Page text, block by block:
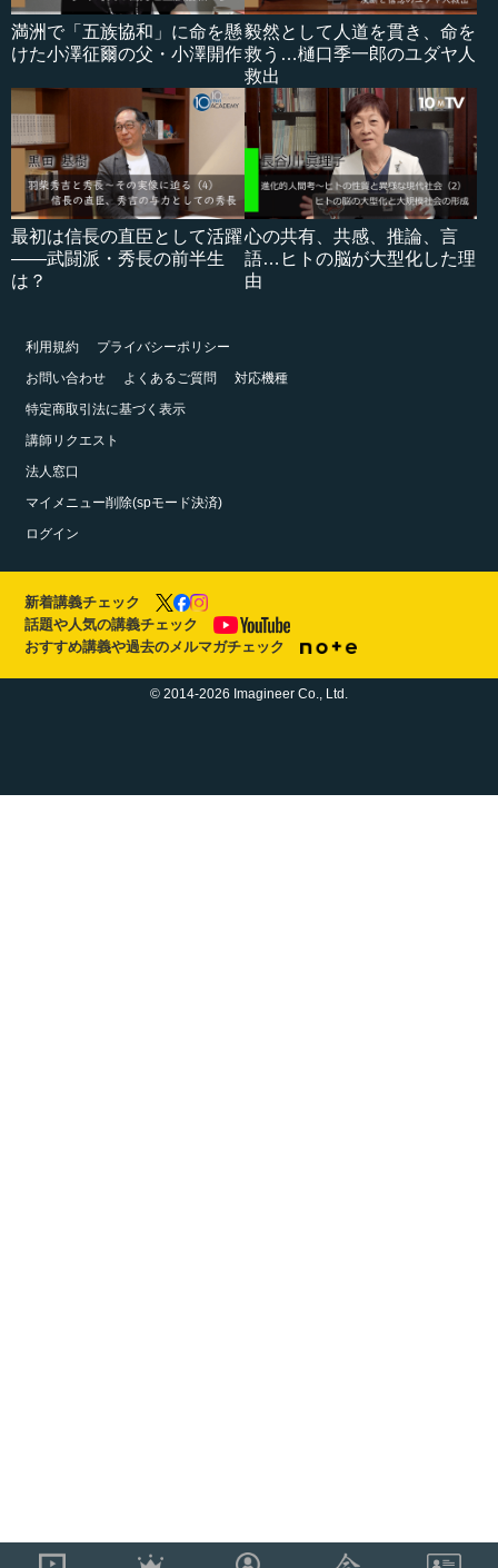
満洲で「五族協和」に命を懸
けた小澤征爾の父・小澤開作
毅然として人道を貫き、命を
救う…樋口季一郎のユダヤ人
救出
最初は信長の直臣として活躍
――武闘派・秀長の前半生
は？
心の共有、共感、推論、言
語…ヒトの脳が大型化した理
由
利用規約
プライバシーポリシー
お問い合わせ
よくあるご質問
対応機種
特定商取引法に基づく表示
講師リクエスト
法人窓口
マイメニュー削除(spモード決済)
ログイン
新着講義チェック
話題や人気の講義チェック
おすすめ講義や過去のメルマガチェック
© 2014-2026 Imagineer Co., Ltd.